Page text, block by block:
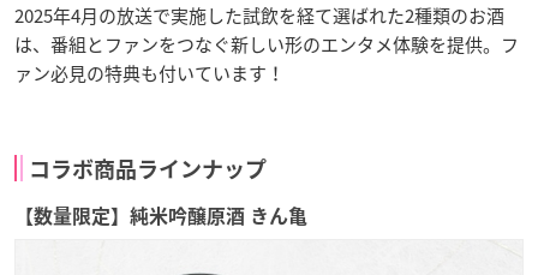
2025年4月の放送で実施した試飲を経て選ばれた2種類のお酒
は、番組とファンをつなぐ新しい形のエンタメ体験を提供。フ
ァン必見の特典も付いています！
コラボ商品ラインナップ
【数量限定】純米吟醸原酒 きん亀